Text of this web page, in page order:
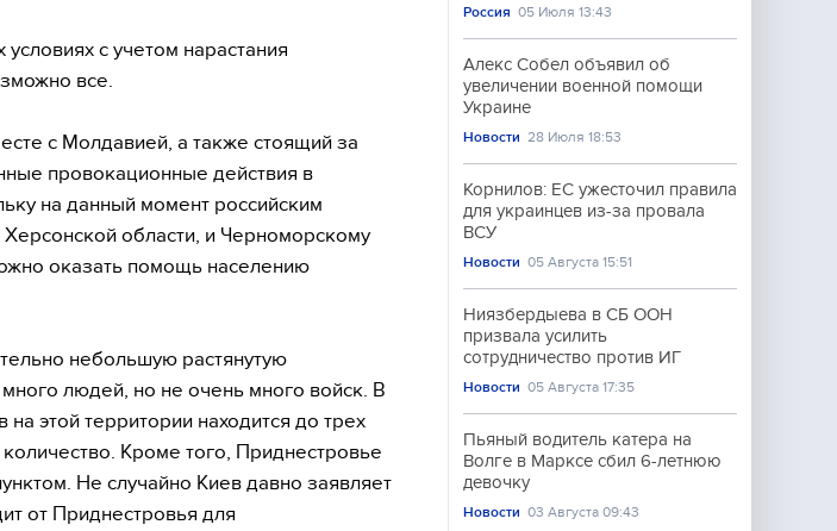
с учетом нарастания
все.
с Молдавией, а также стоящий за
провокационные действия в
на данный момент российским
области, и Черноморскому
оказать помощь населению
небольшую растянутую
людей, но не очень много войск. В
на этой территории находится до трех
Кроме того, Приднестровье
Не случайно Киев давно заявляет
от Приднестровья для
Россия 05 Июля 13:43
Алекс Собел объявил об
увеличении военной помощи
Украине
Новости 28 Июля 18:53
Корнилов: ЕС ужесточил правила
для украинцев из-за провала
ВСУ
Новости 05 Августа 15:51
Ниязбердыева в СБ ООН
призвала усилить
сотрудничество против ИГ
Новости 05 Августа 17:35
Пьяный водитель катера на
Волге в Марксе сбил 6-летнюю
девочку
Новости 03 Августа 09:43